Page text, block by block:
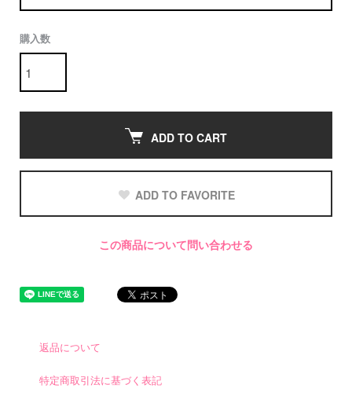
購入数
ADD TO CART
ADD TO FAVORITE
この商品について問い合わせる
返品について
特定商取引法に基づく表記